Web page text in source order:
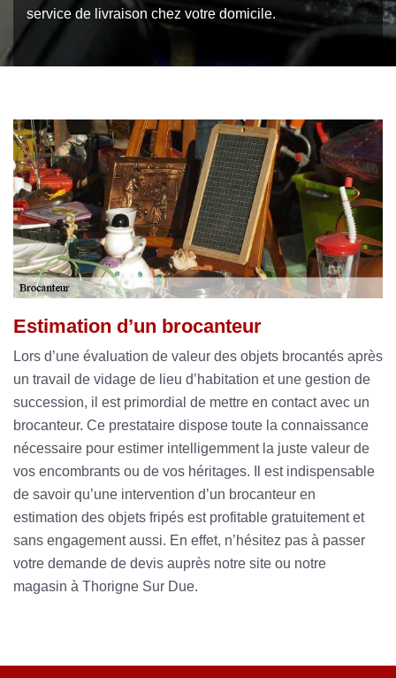
service de livraison chez votre domicile.
Estimation d’un brocanteur
Lors d’une évaluation de valeur des objets brocantés après
un travail de vidage de lieu d’habitation et une gestion de
succession, il est primordial de mettre en contact avec un
brocanteur. Ce prestataire dispose toute la connaissance
nécessaire pour estimer intelligemment la juste valeur de
vos encombrants ou de vos héritages. Il est indispensable
de savoir qu’une intervention d’un brocanteur en
estimation des objets fripés est profitable gratuitement et
sans engagement aussi. En effet, n’hésitez pas à passer
votre demande de devis auprès notre site ou notre
magasin à Thorigne Sur Due.